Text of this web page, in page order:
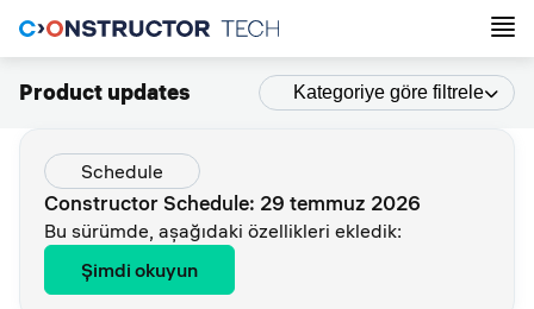
Product updates Kategoriye göre filtrele
Schedule
Constructor Schedule: 29 temmuz 2026
Bu sürümde, aşağıdaki özellikleri ekledik:
Şimdi okuyun